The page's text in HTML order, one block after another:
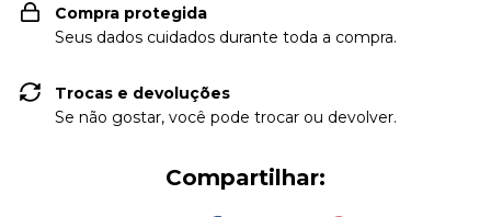
Compra protegida
Seus dados cuidados durante toda a compra.
Trocas e devoluções
Se não gostar, você pode trocar ou devolver.
Compartilhar: